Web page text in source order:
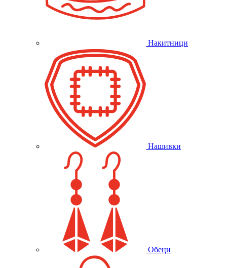
Накитници
Нашивки
Обеци